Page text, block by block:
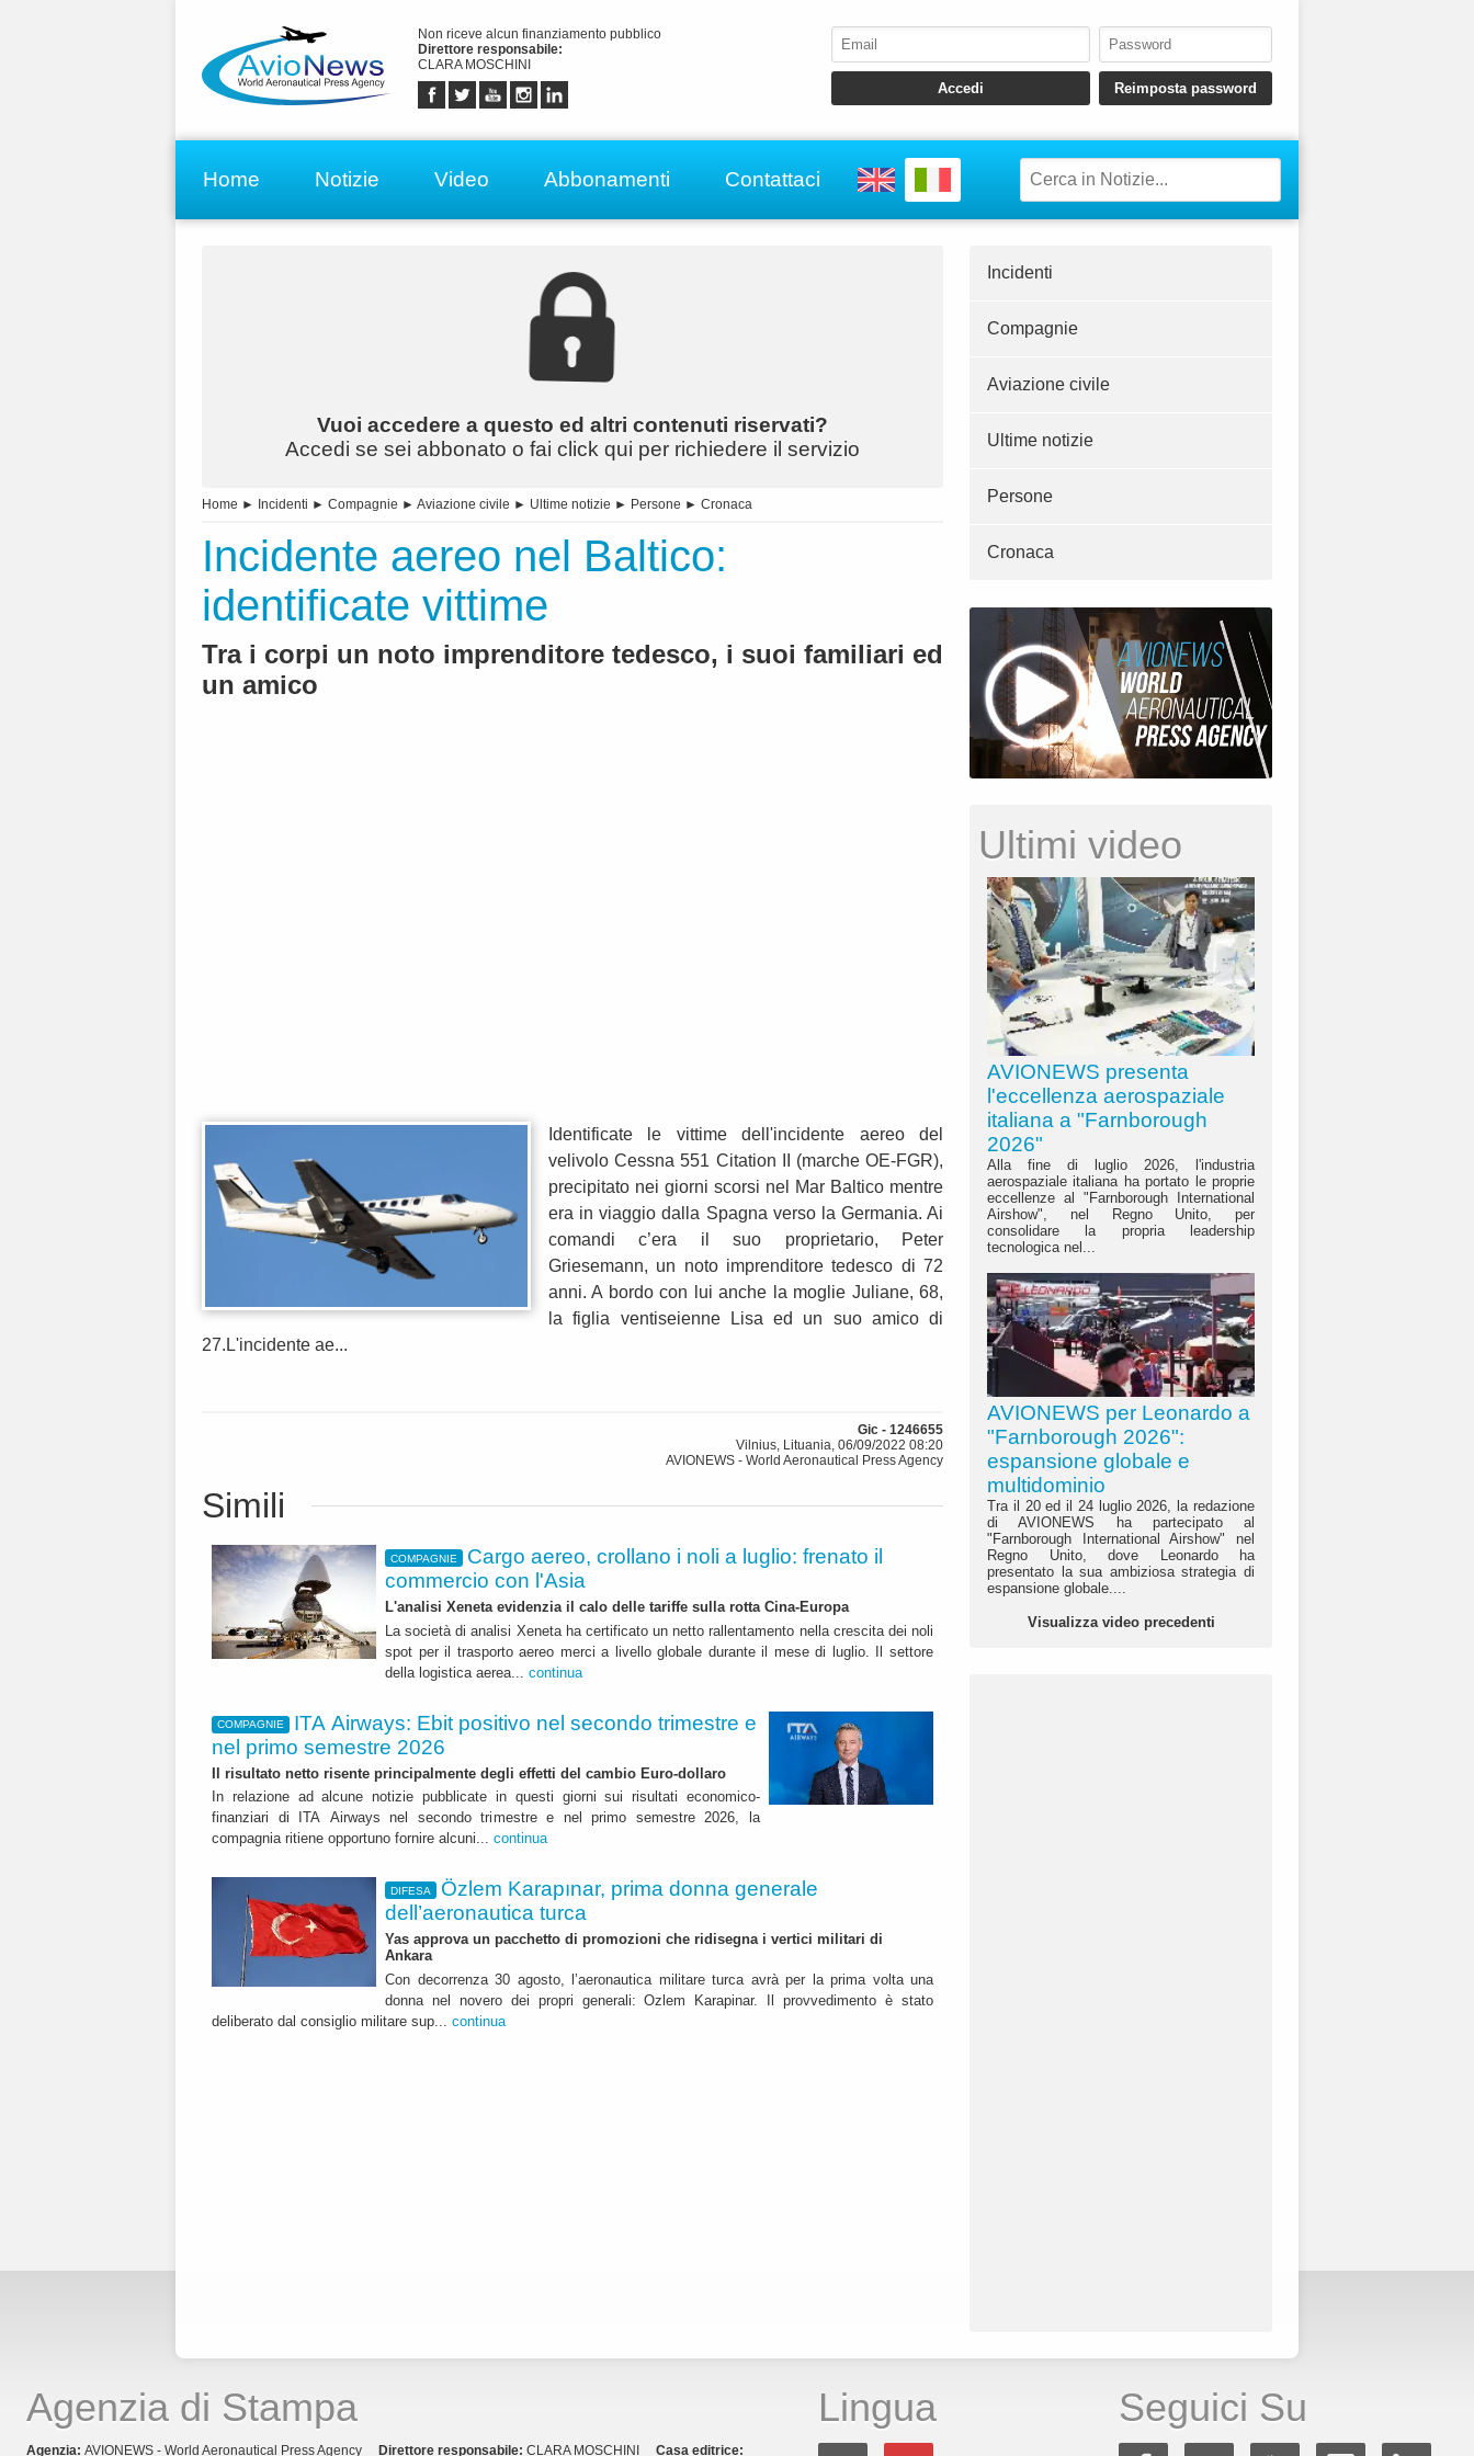
Non riceve alcun finanziamento pubblico
Direttore responsabile:
CLARA MOSCHINI
Home Notizie Video Abbonamenti Contattaci
Vuoi accedere a questo ed altri contenuti riservati?
Accedi se sei abbonato o fai click qui per richiedere il servizio
Home ► Incidenti ► Compagnie ► Aviazione civile ► Ultime notizie ► Persone ► Cronaca
Incidente aereo nel Baltico:
identificate vittime
Tra i corpi un noto imprenditore tedesco, i suoi familiari ed
un amico
Identificate le vittime dell'incidente aereo del
velivolo Cessna 551 Citation II (marche OE-FGR),
precipitato nei giorni scorsi nel Mar Baltico mentre
era in viaggio dalla Spagna verso la Germania. Ai
comandi c’era il suo proprietario, Peter
Griesemann, un noto imprenditore tedesco di 72
anni. A bordo con lui anche la moglie Juliane, 68,
la figlia ventiseienne Lisa ed un suo amico di
27.L'incidente ae...
Gic - 1246655
Vilnius, Lituania, 06/09/2022 08:20
AVIONEWS - World Aeronautical Press Agency
Simili
COMPAGNIE
Cargo aereo, crollano i noli a luglio: frenato il
commercio con l'Asia
L'analisi Xeneta evidenzia il calo delle tariffe sulla rotta Cina-Europa
La società di analisi Xeneta ha certificato un netto rallentamento nella crescita dei noli
spot per il trasporto aereo merci a livello globale durante il mese di luglio. Il settore
della logistica aerea... continua
COMPAGNIE
ITA Airways: Ebit positivo nel secondo trimestre e
nel primo semestre 2026
Il risultato netto risente principalmente degli effetti del cambio Euro-dollaro
In relazione ad alcune notizie pubblicate in questi giorni sui risultati economico-
finanziari di ITA Airways nel secondo trimestre e nel primo semestre 2026, la
compagnia ritiene opportuno fornire alcuni... continua
DIFESA
Özlem Karapınar, prima donna generale
dell’aeronautica turca
Yas approva un pacchetto di promozioni che ridisegna i vertici militari di
Ankara
Con decorrenza 30 agosto, l’aeronautica militare turca avrà per la prima volta una
donna nel novero dei propri generali: Ozlem Karapinar. Il provvedimento è stato
deliberato dal consiglio militare sup... continua
Incidenti
Compagnie
Aviazione civile
Ultime notizie
Persone
Cronaca
Ultimi video
AVIONEWS presenta
l'eccellenza aerospaziale
italiana a "Farnborough
2026"
Alla fine di luglio 2026, l'industria
aerospaziale italiana ha portato le proprie
eccellenze al "Farnborough International
Airshow", nel Regno Unito, per
consolidare la propria leadership
tecnologica nel...
AVIONEWS per Leonardo a
"Farnborough 2026":
espansione globale e
multidominio
Tra il 20 ed il 24 luglio 2026, la redazione
di AVIONEWS ha partecipato al
"Farnborough International Airshow" nel
Regno Unito, dove Leonardo ha
presentato la sua ambiziosa strategia di
espansione globale....
Visualizza video precedenti
Agenzia di Stampa
Agenzia: AVIONEWS - World Aeronautical Press Agency Direttore responsabile: CLARA MOSCHINI Casa editrice:
Lingua Seguici Su